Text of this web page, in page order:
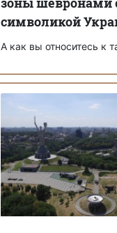
символикой
А как вы относитесь к